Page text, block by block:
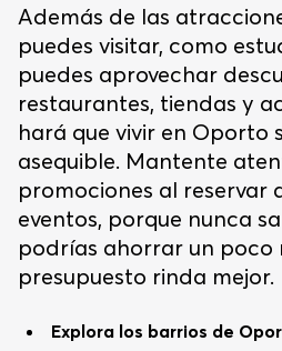
Además de las
puedes visitar, como
puedes aprovechar
restaurantes, tiendas y
hará que vivir en Oporto
asequible. Mantente
promociones al reservar
eventos, porque nunca
podrías ahorrar un poco
presupuesto rinda mejor.
Explora los barrios de